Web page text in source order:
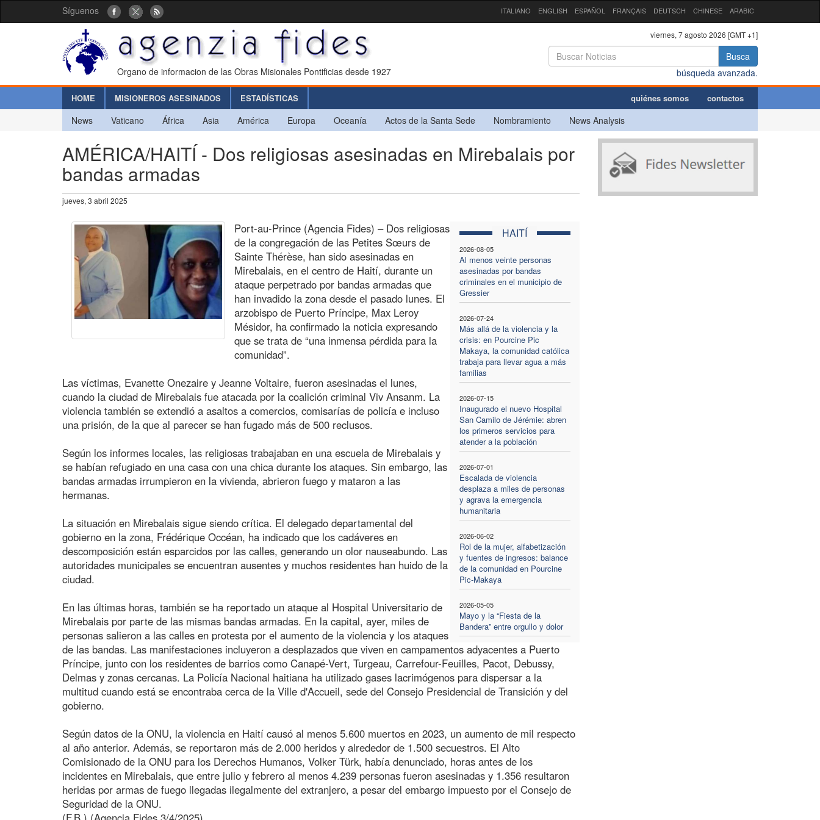
Síguenos ITALIANO ENGLISH ESPAÑOL FRANÇAIS DEUTSCH CHINESE ARABIC
Organo de informacion de las Obras Misionales Pontificias desde 1927
viernes, 7 agosto 2026 [GMT +1]
Busca
búsqueda avanzada.
HOME MISIONEROS ASESINADOS ESTADÍSTICAS quiénes somos contactos
News Vaticano África Asia América Europa Oceanía Actos de la Santa Sede Nombramiento News Analysis
AMÉRICA/HAITÍ - Dos religiosas asesinadas en Mirebalais por
bandas armadas
jueves, 3 abril 2025
HAITÍ
2026-08-05
Al menos veinte personas
asesinadas por bandas
criminales en el municipio de
Gressier
2026-07-24
Más allá de la violencia y la
crisis: en Pourcine Pic
Makaya, la comunidad católica
trabaja para llevar agua a más
familias
2026-07-15
Inaugurado el nuevo Hospital
San Camilo de Jérémie: abren
los primeros servicios para
atender a la población
2026-07-01
Escalada de violencia
desplaza a miles de personas
y agrava la emergencia
humanitaria
2026-06-02
Rol de la mujer, alfabetización
y fuentes de ingresos: balance
de la comunidad en Pourcine
Pic-Makaya
2026-05-05
Mayo y la “Fiesta de la
Bandera” entre orgullo y dolor
Port-au-Prince (Agencia Fides) – Dos religiosas
de la congregación de las Petites Sœurs de
Sainte Thérèse, han sido asesinadas en
Mirebalais, en el centro de Haití, durante un
ataque perpetrado por bandas armadas que
han invadido la zona desde el pasado lunes. El
arzobispo de Puerto Príncipe, Max Leroy
Mésidor, ha confirmado la noticia expresando
que se trata de “una inmensa pérdida para la
comunidad”.
Las víctimas, Evanette Onezaire y Jeanne Voltaire, fueron asesinadas el lunes,
cuando la ciudad de Mirebalais fue atacada por la coalición criminal Viv Ansanm. La
violencia también se extendió a asaltos a comercios, comisarías de policía e incluso
una prisión, de la que al parecer se han fugado más de 500 reclusos.
Según los informes locales, las religiosas trabajaban en una escuela de Mirebalais y
se habían refugiado en una casa con una chica durante los ataques. Sin embargo, las
bandas armadas irrumpieron en la vivienda, abrieron fuego y mataron a las
hermanas.
La situación en Mirebalais sigue siendo crítica. El delegado departamental del
gobierno en la zona, Frédérique Occéan, ha indicado que los cadáveres en
descomposición están esparcidos por las calles, generando un olor nauseabundo. Las
autoridades municipales se encuentran ausentes y muchos residentes han huido de la
ciudad.
En las últimas horas, también se ha reportado un ataque al Hospital Universitario de
Mirebalais por parte de las mismas bandas armadas. En la capital, ayer, miles de
personas salieron a las calles en protesta por el aumento de la violencia y los ataques
de las bandas. Las manifestaciones incluyeron a desplazados que viven en campamentos adyacentes a Puerto
Príncipe, junto con los residentes de barrios como Canapé-Vert, Turgeau, Carrefour-Feuilles, Pacot, Debussy,
Delmas y zonas cercanas. La Policía Nacional haitiana ha utilizado gases lacrimógenos para dispersar a la
multitud cuando está se encontraba cerca de la Ville d'Accueil, sede del Consejo Presidencial de Transición y del
gobierno.
Según datos de la ONU, la violencia en Haití causó al menos 5.600 muertos en 2023, un aumento de mil respecto
al año anterior. Además, se reportaron más de 2.000 heridos y alrededor de 1.500 secuestros. El Alto
Comisionado de la ONU para los Derechos Humanos, Volker Türk, había denunciado, horas antes de los
incidentes en Mirebalais, que entre julio y febrero al menos 4.239 personas fueron asesinadas y 1.356 resultaron
heridas por armas de fuego llegadas ilegalmente del extranjero, a pesar del embargo impuesto por el Consejo de
Seguridad de la ONU.